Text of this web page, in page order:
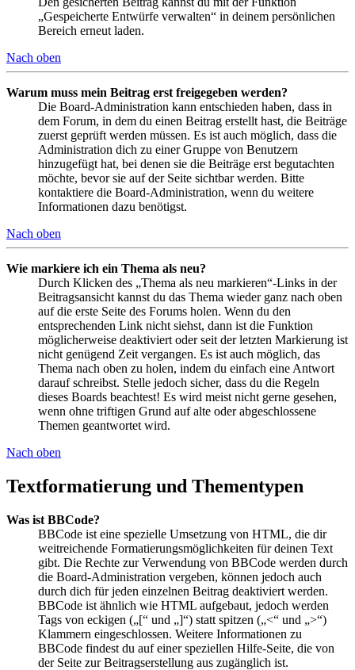
„Gespeicherte Entwürfe verwalten“ in deinem persönlichen
Bereich erneut laden.
Nach oben
Warum muss mein Beitrag erst freigegeben werden?
Die Board-Administration kann entschieden haben, dass in
dem Forum, in dem du einen Beitrag erstellt hast, die Beiträge
zuerst geprüft werden müssen. Es ist auch möglich, dass die
Administration dich zu einer Gruppe von Benutzern
hinzugefügt hat, bei denen sie die Beiträge erst begutachten
möchte, bevor sie auf der Seite sichtbar werden. Bitte
kontaktiere die Board-Administration, wenn du weitere
Informationen dazu benötigst.
Nach oben
Wie markiere ich ein Thema als neu?
Durch Klicken des „Thema als neu markieren“-Links in der
Beitragsansicht kannst du das Thema wieder ganz nach oben
auf die erste Seite des Forums holen. Wenn du den
entsprechenden Link nicht siehst, dann ist die Funktion
möglicherweise deaktiviert oder seit der letzten Markierung ist
nicht genügend Zeit vergangen. Es ist auch möglich, das
Thema nach oben zu holen, indem du einfach eine Antwort
darauf schreibst. Stelle jedoch sicher, dass du die Regeln
dieses Boards beachtest! Es wird meist nicht gerne gesehen,
wenn ohne triftigen Grund auf alte oder abgeschlossene
Themen geantwortet wird.
Nach oben
Textformatierung und Thementypen
Was ist BBCode?
BBCode ist eine spezielle Umsetzung von HTML, die dir
weitreichende Formatierungsmöglichkeiten für deinen Text
gibt. Die Rechte zur Verwendung von BBCode werden durch
die Board-Administration vergeben, können jedoch auch
durch dich für jeden einzelnen Beitrag deaktiviert werden.
BBCode ist ähnlich wie HTML aufgebaut, jedoch werden
Tags von eckigen („[“ und „]“) statt spitzen („<“ und „>“)
Klammern eingeschlossen. Weitere Informationen zu
BBCode findest du auf einer speziellen Hilfe-Seite, die von
der Seite zur Beitragserstellung aus zugänglich ist.